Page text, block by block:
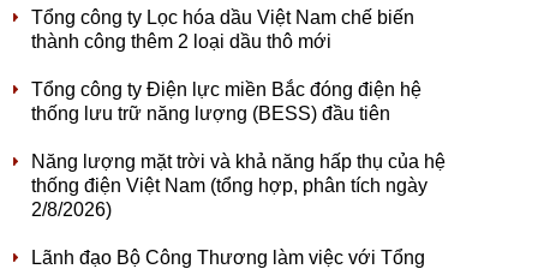
Tổng công ty Lọc hóa dầu Việt Nam chế biến
thành công thêm 2 loại dầu thô mới
Tổng công ty Điện lực miền Bắc đóng điện hệ
thống lưu trữ năng lượng (BESS) đầu tiên
Năng lượng mặt trời và khả năng hấp thụ của hệ
thống điện Việt Nam (tổng hợp, phân tích ngày
2/8/2026)
Lãnh đạo Bộ Công Thương làm việc với Tổng